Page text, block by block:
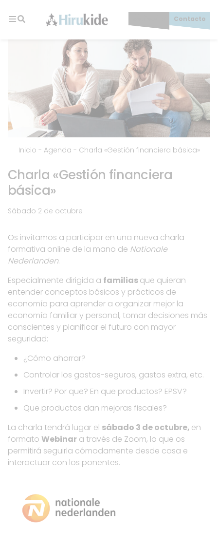
Contacto
Inicio - Agenda - Charla «Gestión financiera básica»
Charla «Gestión financiera
básica»
Sábado 2 de octubre
Os invitamos a participar en una nueva charla
formativa online de la mano de Nationale
Nederlanden.
Especialmente dirigida a familiasque quieran
entender conceptos básicos y prácticos de
economía para aprender a organizar mejor la
economía familiar y personal, tomar decisiones más
conscientes y planificar el futuro con mayor
seguridad:
¿Cómo ahorrar?
Controlar los gastos-seguros, gastos extra, etc.
Invertir? Por que? En que productos? EPSV?
Que productos dan mejoras fiscales?
La charla tendrá lugar el sábado 3 de octubre, en
formato Webinar a través de Zoom, lo que os
permitirá seguirla cómodamente desde casa e
interactuar con los ponentes.